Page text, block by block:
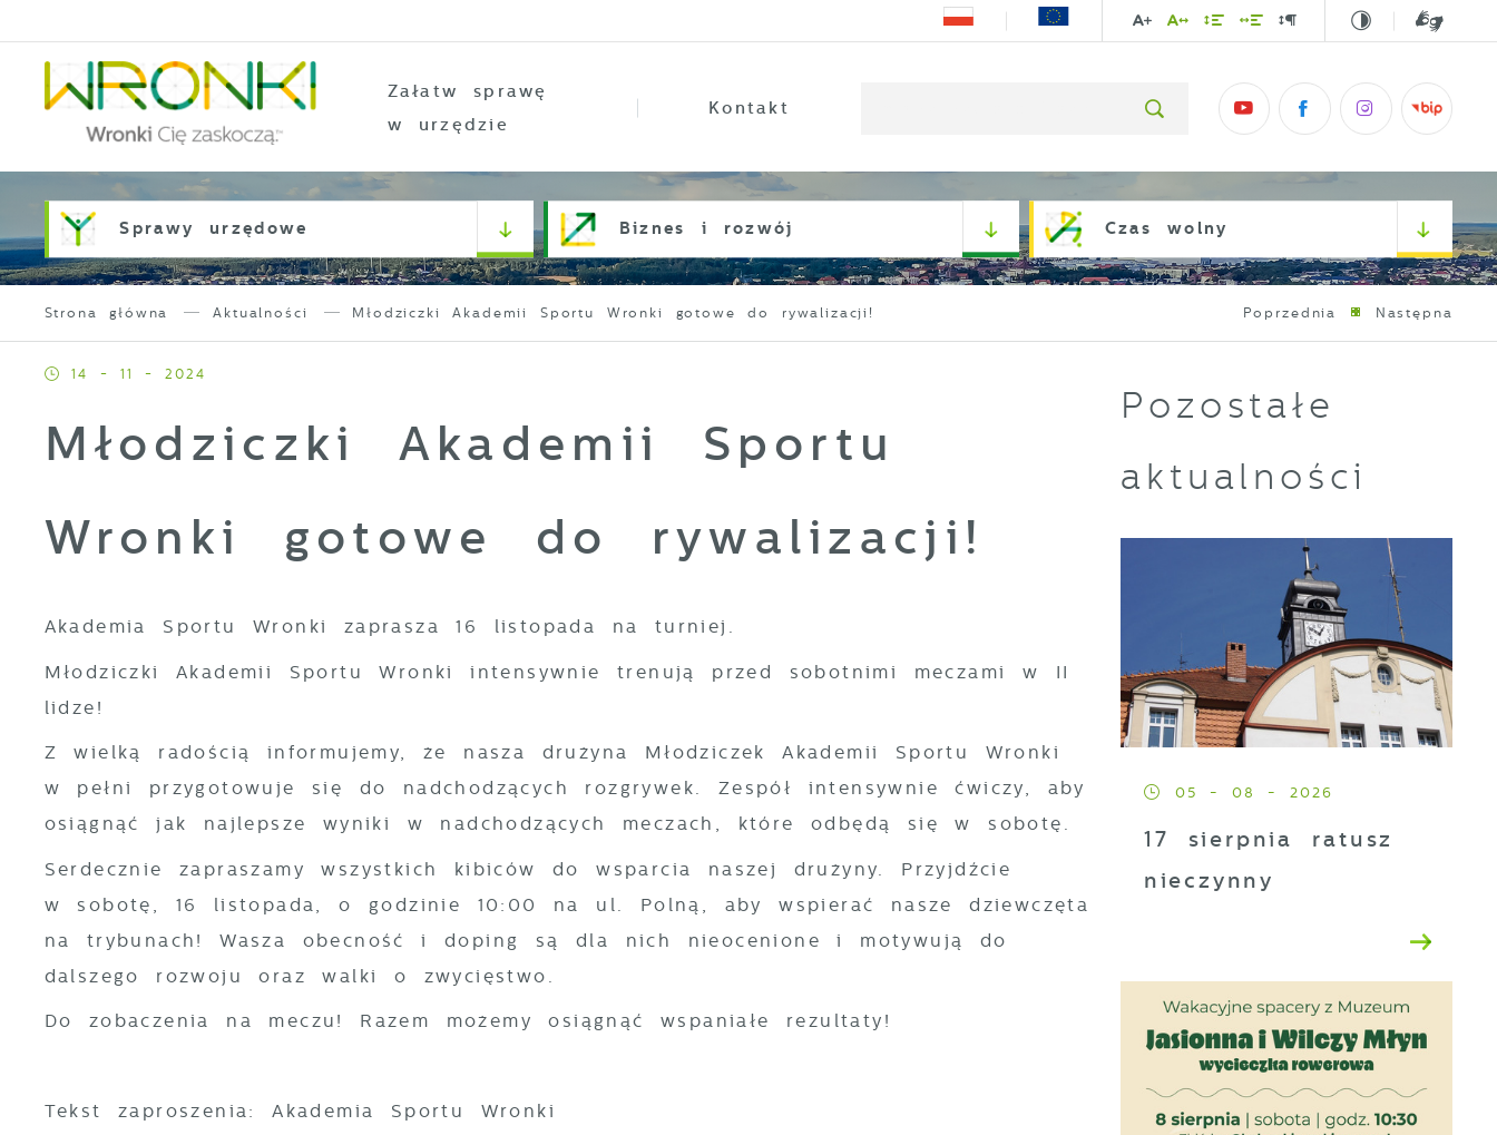
Załatw sprawę
w urzędzie
Kontakt
Sprawy urzędowe Biznes i rozwój Czas wolny
Strona główna Aktualności Młodziczki Akademii Sportu Wronki gotowe do rywalizacji! Poprzednia Następna
14 - 11 - 2024
Młodziczki Akademii Sportu
Wronki gotowe do rywalizacji!
Akademia Sportu Wronki zaprasza 16 listopada na turniej.
Młodziczki Akademii Sportu Wronki intensywnie trenują przed sobotnimi meczami w II
lidze!
Z wielką radością informujemy, że nasza drużyna Młodziczek Akademii Sportu Wronki
w pełni przygotowuje się do nadchodzących rozgrywek. Zespół intensywnie ćwiczy, aby
osiągnąć jak najlepsze wyniki w nadchodzących meczach, które odbędą się w sobotę.
Serdecznie zapraszamy wszystkich kibiców do wsparcia naszej drużyny. Przyjdźcie
w sobotę, 16 listopada, o godzinie 10:00 na ul. Polną, aby wspierać nasze dziewczęta
na trybunach! Wasza obecność i doping są dla nich nieocenione i motywują do
dalszego rozwoju oraz walki o zwycięstwo.
Do zobaczenia na meczu! Razem możemy osiągnąć wspaniałe rezultaty!
Tekst zaproszenia: Akademia Sportu Wronki
Pozostałe
aktualności
05 - 08 - 2026
17 sierpnia ratusz
nieczynny